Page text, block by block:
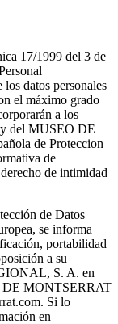
17/1999 del 3 de
datos personales
el máximo grado
a los
del MUSEO DE
de Proteccion
de
de intimidad
de Datos
se informa
portabilidad
a su
S. A. en
MONTSERRAT
Si lo
en